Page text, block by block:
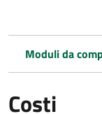
Moduli da
Costi